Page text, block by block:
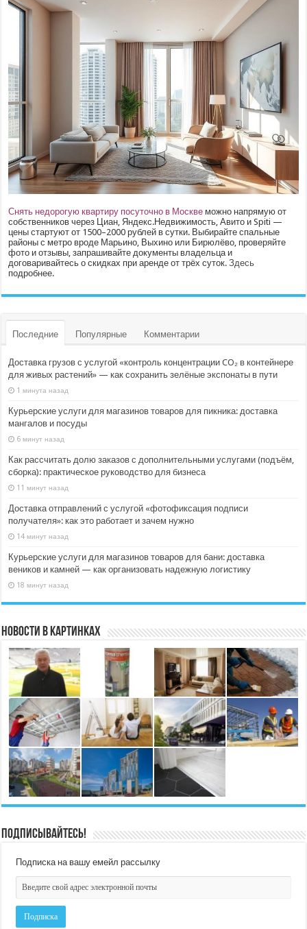
Снять недорогую квартиру посуточно в Москве можно напрямую от
собственников через Циан, Яндекс.Недвижимость, Авито и Spiti —
цены стартуют от 1500–2000 рублей в сутки. Выбирайте спальные
районы с метро вроде Марьино, Выхино или Бирюлёво, проверяйте
фото и отзывы, запрашивайте документы владельца и
договаривайтесь о скидках при аренде от трёх суток.Здесь
подробнее.
Последние Популярные Комментарии
Доставка грузов с услугой «контроль концентрации CO₂ в контейнере
для живых растений» — как сохранить зелёные экспонаты в пути
1 минута назад
Курьерские услуги для магазинов товаров для пикника: доставка
мангалов и посуды
6 минут назад
Как рассчитать долю заказов с дополнительными услугами (подъём,
сборка): практическое руководство для бизнеса
11 минут назад
Доставка отправлений с услугой «фотофиксация подписи
получателя»: как это работает и зачем нужно
14 минут назад
Курьерские услуги для магазинов товаров для бани: доставка
веников и камней — как организовать надежную логистику
18 минут назад
Новости в картинках
Подписывайтесь!
Подписка на вашу емейл рассылку